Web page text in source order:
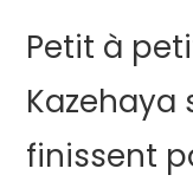
Petit à
finissent